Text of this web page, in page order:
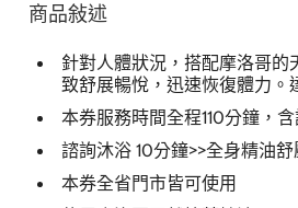
商品敍述
針對人體狀況，搭配摩洛哥
致舒展暢悅，迅速恢復體力。
本券服務時間全程110分鐘，
諮詢沐浴 10分鐘>>全身精油
本券全省門市皆可使用